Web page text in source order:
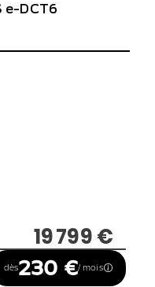
e-DCT6
19 799 €
dès230 €/ mois